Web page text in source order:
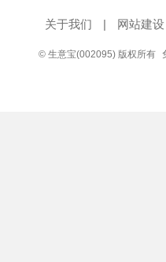
关于我们 | 网站建设
© 生意宝(002095) 版权所有